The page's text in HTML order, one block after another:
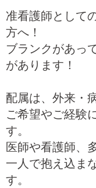
准看護師として
方へ！
ブランクがあっ
があります！
配属は、外来・
ご希望やご経験
す。
医師や看護師、
一人で抱え込ま
す。